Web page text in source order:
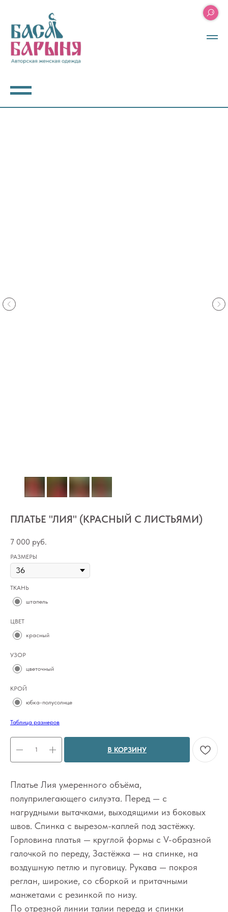
ПЛАТЬЕ "ЛИЯ" (КРАСНЫЙ С ЛИСТЬЯМИ)
7 000 руб.
РАЗМЕРЫ
ТКАНЬ
штапель
ЦВЕТ
красный
УЗОР
цветочный
КРОЙ
юбка-полусолнце
Таблица размеров
В КОРЗИНУ
Платье Лия умеренного объёма,
полуприлегающего силуэта. Перед — с
нагрудными вытачками, выходящими из боковых
швов. Спинка с вырезом-каплей под застёжку.
Горловина платья — круглой формы с V-образной
галочкой по переду, Застёжка — на спинке, на
воздушную петлю и пуговицу. Рукава — покроя
реглан, широкие, со сборкой и притачными
манжетами с резинкой по низу.
По отрезной линии талии переда и спинки